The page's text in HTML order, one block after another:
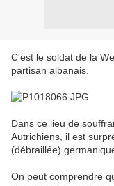
C'est le soldat de la
partisan albanais.
Dans ce lieu de
Autrichiens, il est
(débraillée)
On peut comprendre